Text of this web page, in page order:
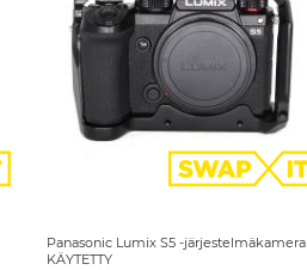
Panasonic Lumix S5 -järjestelmäkamera
KÄYTETTY